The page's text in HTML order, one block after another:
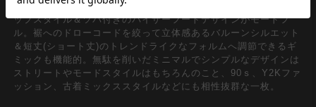
ポリエステル生地をベースに、ボリュームネック仕様のジップア
ップスタイル＆ツバ付きのバイザーフードデザインがモードフ
ル。裾へのドローコードを絞って立体感あるバルーンシルエット
＆短丈(ショート丈)のトレンドライクなフォルムへ調節できるギ
ミックも機能的。無駄を削いだミニマルでシンプルなデザインは
ストリートやモードスタイルはもちろんのこと、90ｓ、Y2Kファ
ッション、古着ミックススタイルなどにも相性抜群な一枚。